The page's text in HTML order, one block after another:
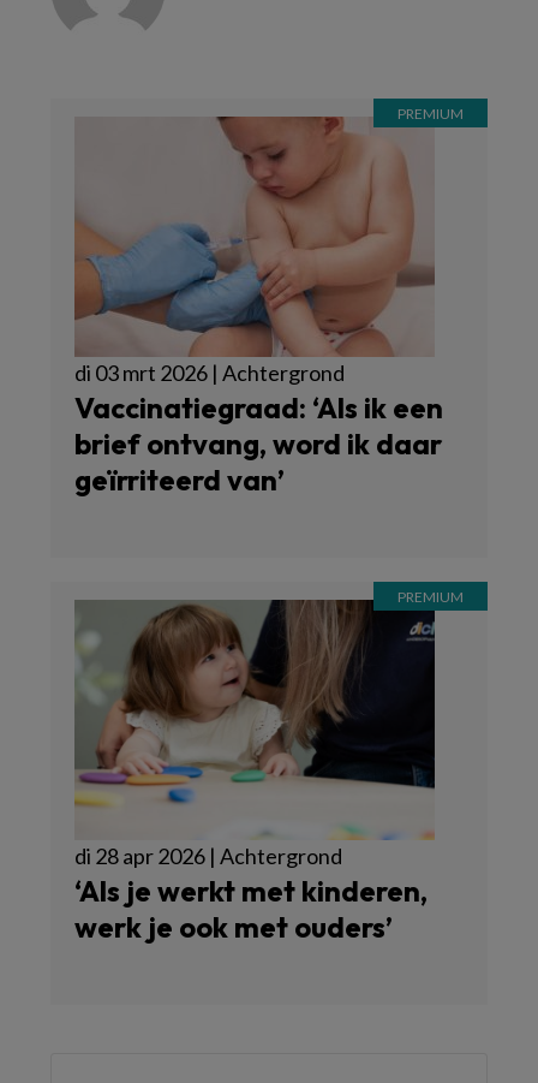
di 03 mrt 2026 | Achtergrond
Vaccinatiegraad: ‘Als ik een
brief ontvang, word ik daar
geïrriteerd van’
di 28 apr 2026 | Achtergrond
‘Als je werkt met kinderen,
werk je ook met ouders’